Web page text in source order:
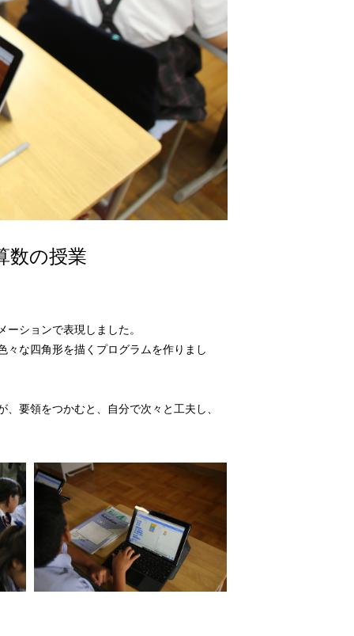
数の授業
ションで表現しました。
々な四角形を描くプログラムを作りまし
要領をつかむと、自分で次々と工夫し、